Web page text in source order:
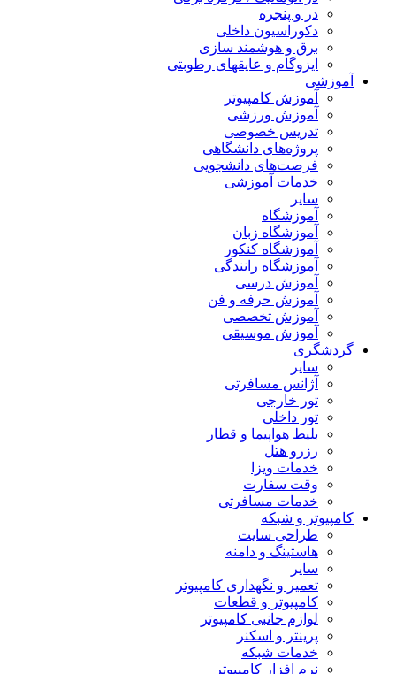
در و پنجره
دکوراسیون داخلی
برق و هوشمند سازی
ایزوگام و عایقهای رطوبتی
آموزشی
آموزش کامپیوتر
آموزش ورزشی
تدریس خصوصی
پروژه‌های دانشگاهی
فرصت‌های دانشجویی
خدمات آموزشی
سایر
آموزشگاه
آموزشگاه زبان
آموزشگاه کنکور
آموزشگاه رانندگی
آموزش درسی
آموزش حرفه و فن
آموزش تخصصی
آموزش موسیقی
گردشگری
سایر
آژانس مسافرتی
تور خارجی
تور داخلی
بلیط هواپیما و قطار
رزرو هتل
خدمات ویزا
وقت سفارت
خدمات مسافرتی
کامپیوتر و شبکه
طراحی سایت
هاستینگ و دامنه
سایر
تعمیر و نگهداری کامپیوتر
کامپیوتر و قطعات
لوازم جانبی کامپیوتر
پرینتر و اسکنر
خدمات شبکه
نرم افزار کامپیوتر